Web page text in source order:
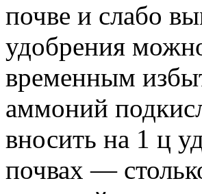
почве и слабо
удобрения
временным
аммоний
вносить на 1 ц
почвах —